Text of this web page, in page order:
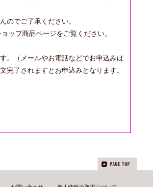
のでご了承ください。
ップ商品ページをご覧ください。
。（メールやお電話などでお申込みは
完了されますとお申込みとなります。